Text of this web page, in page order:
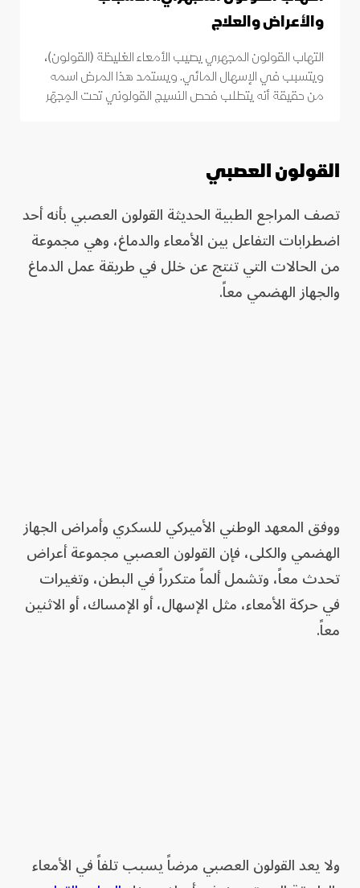
والأعراض والعلاج
التهاب القولون المجهري يصيب الأمعاء الغليظة (القولون)،
ويتسبب في الإسهال المائي. ويستمد هذا المرض اسمه
من حقيقة أنه يتطلب فحص النسيج القولوني تحت المِجهَر
القولون العصبي
تصف المراجع الطبية الحديثة القولون العصبي بأنه أحد
اضطرابات التفاعل بين الأمعاء والدماغ، وهي مجموعة
من الحالات التي تنتج عن خلل في طريقة عمل الدماغ
والجهاز الهضمي معاً.
ووفق المعهد الوطني الأميركي للسكري وأمراض الجهاز
الهضمي والكلى، فإن القولون العصبي مجموعة أعراض
تحدث معاً، وتشمل ألماً متكرراً في البطن، وتغيرات
في حركة الأمعاء، مثل الإسهال، أو الإمساك، أو الاثنين
معاً.
ولا يعد القولون العصبي مرضاً يسبب تلفاً في الأمعاء